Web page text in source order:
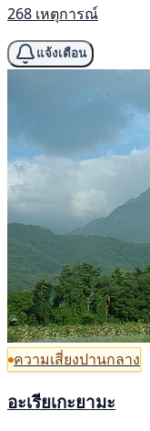
268 เหตุการณ์
แจ้งเตือน
ความเสี่ยงปานกลาง
อะเรียเกะยามะ